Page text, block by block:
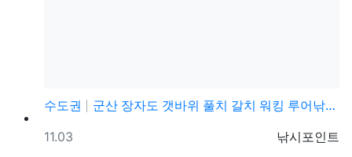
수도권
군산 장자도 갯바위 풀치 갈치 워킹 루어낚시 포인트
등록자
낚시포인트
등록일
11.03